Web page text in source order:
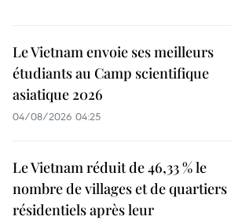
Le Vietnam envoie ses meilleurs
étudiants au Camp scientifique
asiatique 2026
04/08/2026 04:25
Le Vietnam réduit de 46,33 % le
nombre de villages et de quartiers
résidentiels après leur